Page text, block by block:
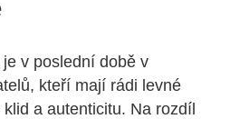
v poslední době v
kteří mají rádi levné
a autenticitu. Na rozdíl